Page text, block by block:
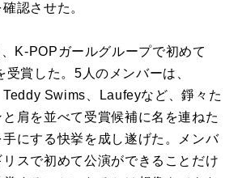
認させた。
K-POPガールグループで初めて
受賞した。5人のメンバーは、
Swims、Laufeyなど、錚々た
肩を並べて受賞候補に名を連ねた
にする快挙を成し遂げた。メンバ
スで初めて公演ができることだけ